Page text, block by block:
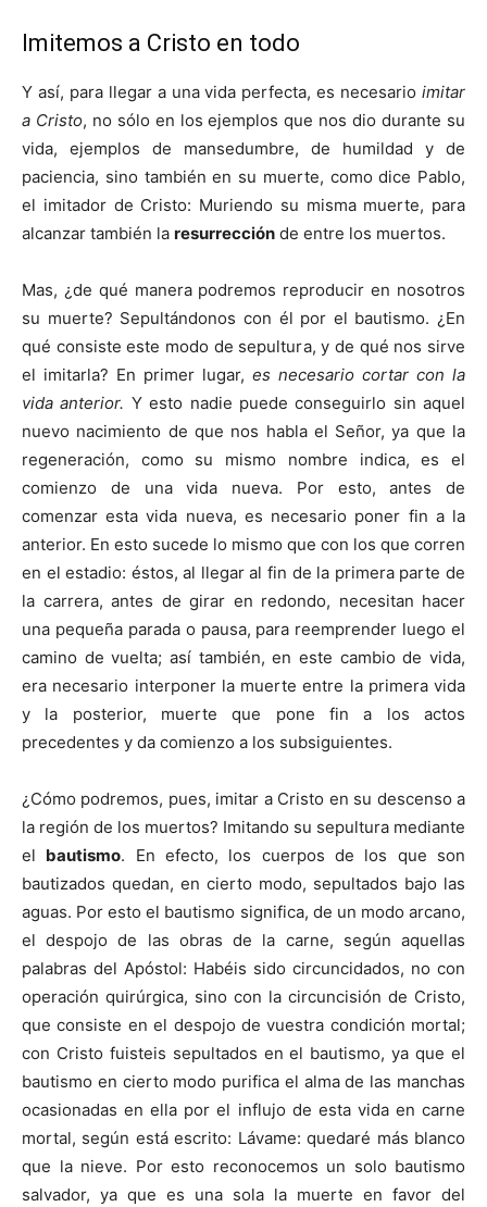
Imitemos a Cristo en todo
Y así, para llegar a una vida perfecta, es necesario imitar
a Cristo, no sólo en los ejemplos que nos dio durante su
vida, ejemplos de mansedumbre, de humildad y de
paciencia, sino también en su muerte, como dice Pablo,
el imitador de Cristo: Muriendo su misma muerte, para
alcanzar también la resurrección de entre los muertos.
Mas, ¿de qué manera podremos reproducir en nosotros
su muerte? Sepultándonos con él por el bautismo. ¿En
qué consiste este modo de sepultura, y de qué nos sirve
el imitarla? En primer lugar, es necesario cortar con la
vida anterior. Y esto nadie puede conseguirlo sin aquel
nuevo nacimiento de que nos habla el Señor, ya que la
regeneración, como su mismo nombre indica, es el
comienzo de una vida nueva. Por esto, antes de
comenzar esta vida nueva, es necesario poner fin a la
anterior. En esto sucede lo mismo que con los que corren
en el estadio: éstos, al llegar al fin de la primera parte de
la carrera, antes de girar en redondo, necesitan hacer
una pequeña parada o pausa, para reemprender luego el
camino de vuelta; así también, en este cambio de vida,
era necesario interponer la muerte entre la primera vida
y la posterior, muerte que pone fin a los actos
precedentes y da comienzo a los subsiguientes.
¿Cómo podremos, pues, imitar a Cristo en su descenso a
la región de los muertos? Imitando su sepultura mediante
el bautismo. En efecto, los cuerpos de los que son
bautizados quedan, en cierto modo, sepultados bajo las
aguas. Por esto el bautismo significa, de un modo arcano,
el despojo de las obras de la carne, según aquellas
palabras del Apóstol: Habéis sido circuncidados, no con
operación quirúrgica, sino con la circuncisión de Cristo,
que consiste en el despojo de vuestra condición mortal;
con Cristo fuisteis sepultados en el bautismo, ya que el
bautismo en cierto modo purifica el alma de las manchas
ocasionadas en ella por el influjo de esta vida en carne
mortal, según está escrito: Lávame: quedaré más blanco
que la nieve. Por esto reconocemos un solo bautismo
salvador, ya que es una sola la muerte en favor del